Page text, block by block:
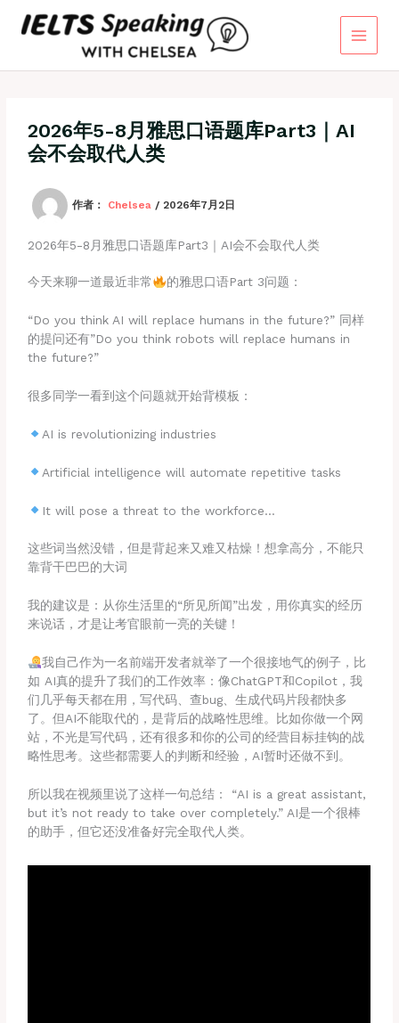
2026年5-8月雅思口语题库Part3｜AI
会不会取代人类
作者： Chelsea / 2026年7月2日
2026年5-8月雅思口语题库Part3｜AI会不会取代人类
今天来聊一道最近非常 的雅思口语Part 3问题：
“Do you think AI will replace humans in the future?” 同样
的提问还有”Do you think robots will replace humans in
the future?”
很多同学一看到这个问题就开始背模板：
AI is revolutionizing industries
Artificial intelligence will automate repetitive tasks
It will pose a threat to the workforce…
这些词当然没错，但是背起来又难又枯燥！想拿高分，不能只
靠背干巴巴的大词
我的建议是：从你生活里的“所见所闻”出发，用你真实的经历
来说话，才是让考官眼前一亮的关键！
我自己作为一名前端开发者就举了一个很接地气的例子，比
如 AI真的提升了我们的工作效率：像ChatGPT和Copilot，我
们几乎每天都在用，写代码、查bug、生成代码片段都快多
了。但AI不能取代的，是背后的战略性思维。比如你做一个网
站，不光是写代码，还有很多和你的公司的经营目标挂钩的战
略性思考。这些都需要人的判断和经验，AI暂时还做不到。
所以我在视频里说了这样一句总结： “AI is a great assistant,
but it’s not ready to take over completely.” AI是一个很棒
的助手，但它还没准备好完全取代人类。